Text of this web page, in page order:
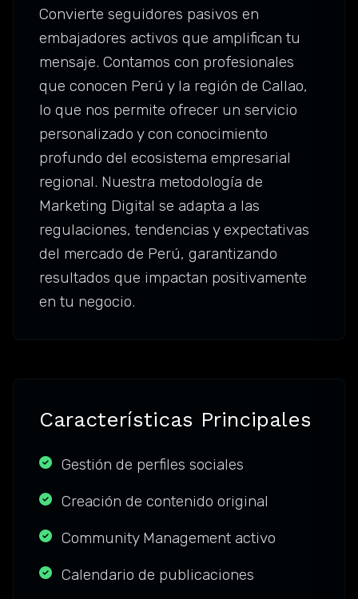
Convierte seguidores pasivos en
embajadores activos que amplifican tu
mensaje. Contamos con profesionales
que conocen Perú y la región de Callao,
lo que nos permite ofrecer un servicio
personalizado y con conocimiento
profundo del ecosistema empresarial
regional. Nuestra metodología de
Marketing Digital se adapta a las
regulaciones, tendencias y expectativas
del mercado de Perú, garantizando
resultados que impactan positivamente
en tu negocio.
Características Principales
Gestión de perfiles sociales
Creación de contenido original
Community Management activo
Calendario de publicaciones